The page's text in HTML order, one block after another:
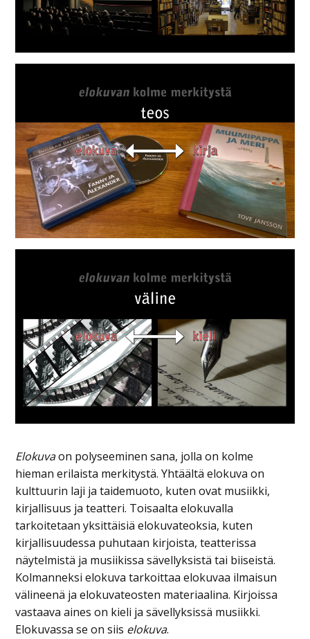
Elokuvaon polyseeminen sana, jolla on kolme
hieman erilaista merkitystä. Yhtäältä elokuva on
kulttuurin laji ja taidemuoto, kuten ovat musiikki,
kirjallisuus ja teatteri. Toisaalta elokuvalla
tarkoitetaan yksittäisiä elokuvateoksia, kuten
kirjallisuudessa puhutaan kirjoista, teatterissa
näytelmistä ja musiikissa sävellyksistä tai biiseistä.
Kolmanneksi elokuva tarkoittaa elokuvaa ilmaisun
välineenä ja elokuvateosten materiaalina. Kirjoissa
vastaava aines on kieli ja sävellyksissä musiikki.
Elokuvassa se on siis elokuva.